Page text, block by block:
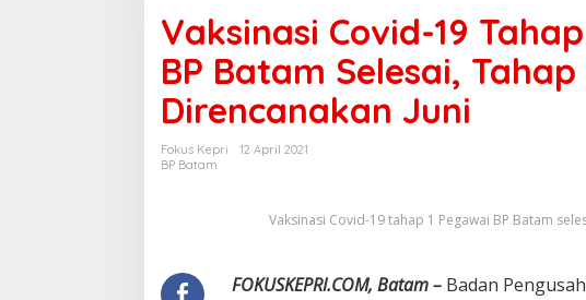
k
s
i
n
a
s
i
1
Vaksinasi Covid-19
BP Batam Selesai,
Direncanakan Juni
Fokus Kepri
12 April 2021
BP Batam
Vaksinasi Covid-19 tahap 1 Pegawai BP Batam
FOKUSKEPRI.COM, Batam –Badan